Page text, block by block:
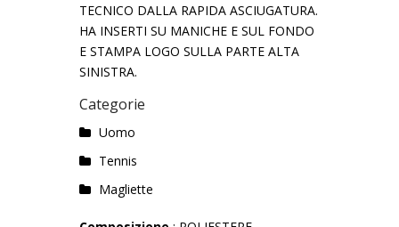
TECNICO DALLA RAPIDA ASCIUGATURA.
HA INSERTI SU MANICHE E SUL FONDO
E STAMPA LOGO SULLA PARTE ALTA
SINISTRA.
Categorie
Uomo
Tennis
Magliette